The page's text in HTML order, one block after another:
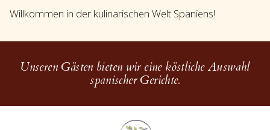
Willkommen in der kulinarischen Welt Spaniens!
Unseren Gästen bieten wir eine köstliche Auswahl
spanischer Gerichte.